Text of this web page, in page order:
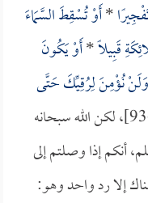
*أَوْ تُسْقِطَ السَّمَاءَ
قَبِيلًا*أَوْ يَكُونَ
نُؤْمِنَ لِرُقِيِّكَ حَتَّى
[الإسراء:90-93]، لكن الله سبحانه
أنكم إذا وصلتم إلى
إلا رد واحد وهو: